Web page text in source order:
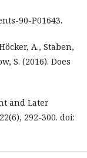
90-P01643.
A., Staben,
S. (2016). Does
and Later
292-300. doi: